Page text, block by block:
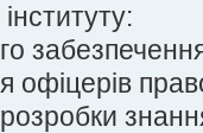
офіцерів